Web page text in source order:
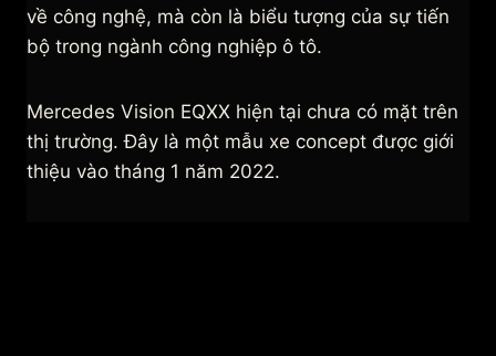
về công nghệ, mà còn là biểu tượng của sự tiến
bộ trong ngành công nghiệp ô tô.
Mercedes Vision EQXX hiện tại chưa có mặt trên
thị trường. Đây là một mẫu xe concept được giới
thiệu vào tháng 1 năm 2022.